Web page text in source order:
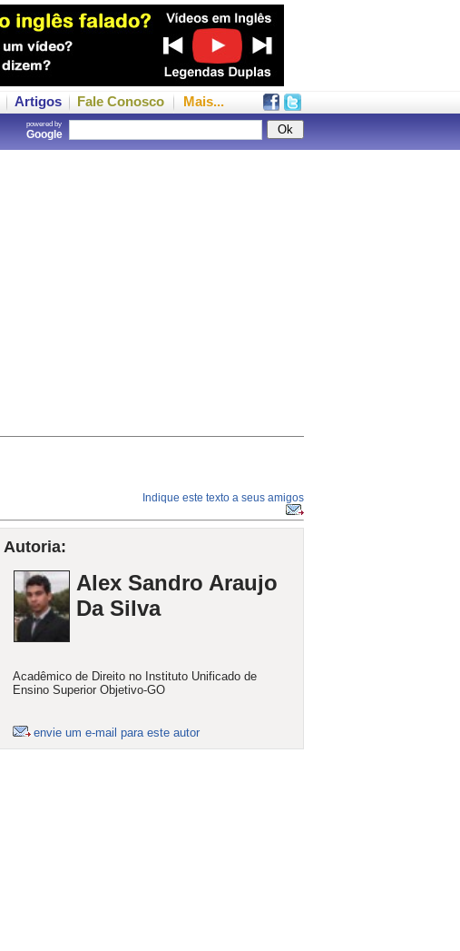
Artigos Fale Conosco Mais...
powered by
Google
Indique este texto a seus amigos
Autoria:
Alex Sandro Araujo
Da Silva
Acadêmico de Direito no Instituto Unificado de
Ensino Superior Objetivo-GO
envie um e-mail para este autor